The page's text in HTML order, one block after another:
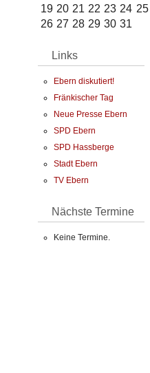
19 20 21 22 23 24 25
26 27 28 29 30 31
Links
Ebern diskutiert!
Fränkischer Tag
Neue Presse Ebern
SPD Ebern
SPD Hassberge
Stadt Ebern
TV Ebern
Nächste Termine
Keine Termine.